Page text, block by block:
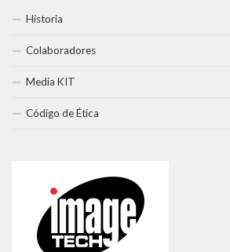
Historia
Colaboradores
Media KIT
Código de Ética